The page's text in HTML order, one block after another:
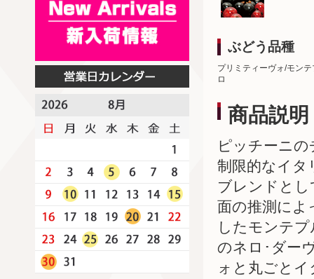
ぶどう品種
プリミティーヴォ/モン
ロ
商品説明
ピッチーニ
制限的なイタ
ブレンドと
面の推測によ
したモンテ
のネロ･ダー
ォと丸ごと